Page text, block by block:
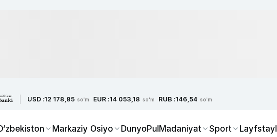
USD :12 178,85 so'm EUR :14 053,18 so'm RUB :146,54 so'm
Markaziy Osiyo DunyoPulMadaniyat Sport Layfstayl